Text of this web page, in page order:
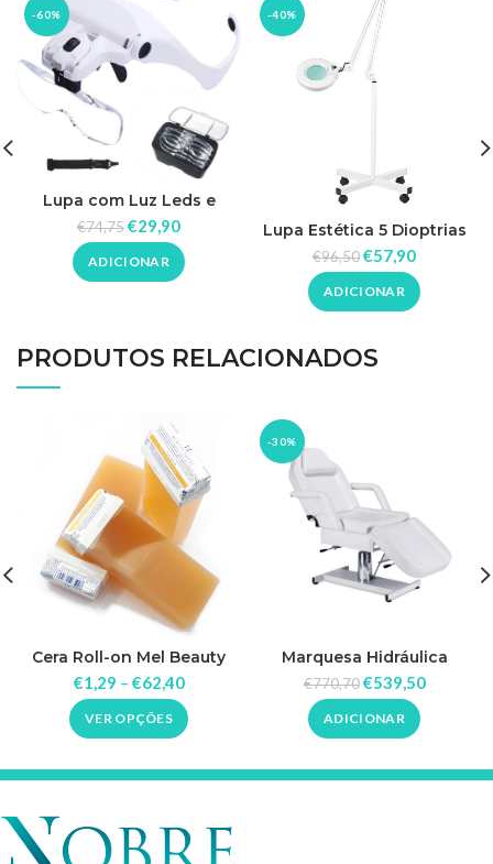
-60%
Lupa com Luz Leds e
Lentes de Aumento
€74,75€29,90
ADICIONAR
-40%
Lupa Estética 5 Dioptrias
com Pé
€96,50€57,90
ADICIONAR
PRODUTOS RELACIONADOS
Cera Roll-on Mel Beauty
Image
€1,29 – €62,40
VER OPÇÕES
-30%
Marquesa Hidráulica
Tripartida Liv
€770,70 €539,50
ADICIONAR